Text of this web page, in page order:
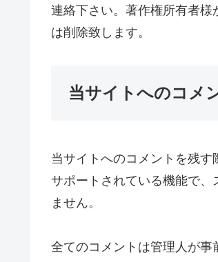
連絡下さい。著作権所有者
は削除致します。
当サイトへのコメ
当サイトへのコメントを残
サポートされている機能で、
ません。
全てのコメントは管理人が